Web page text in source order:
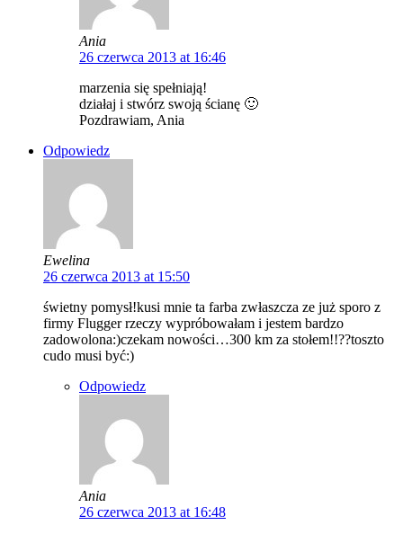
Ania
26 czerwca 2013 at 16:46
marzenia się spełniają!
działaj i stwórz swoją ścianę 🙂
Pozdrawiam, Ania
Odpowiedz
Ewelina
26 czerwca 2013 at 15:50
świetny pomysł!kusi mnie ta farba zwłaszcza ze już sporo z
firmy Flugger rzeczy wypróbowałam i jestem bardzo
zadowolona:)czekam nowości…300 km za stołem!!??toszto
cudo musi być:)
Odpowiedz
Ania
26 czerwca 2013 at 16:48